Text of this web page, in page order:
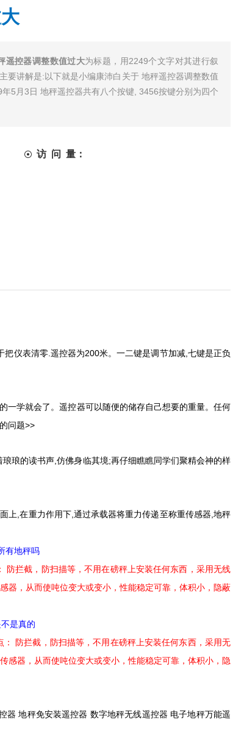
遥控器调整数值过大为标题，用2249个文字对其进行叙
要讲解是:以下就是小编康沛白关于 地秤遥控器调整数值
5月3日 地秤遥控器共有八个按键, 3456按键分别为四个
访 问 量：
仪表清零.遥控器为200米。一二键是调节加减,七键是正负
一学就会了。遥控器可以随便的储存自己想要的重量。任何
问题>>
琅的读书声,仿佛身临其境;再仔细瞧瞧同学们聚精会神的样
上,在重力作用下,通过承载器将重力传递至称重传感器,地秤
有地秤吗
拦截，防扫描等，不用在磅秤上安装任何东西，采用无线
器，从而使吨位变大或变小，性能稳定可靠，体积小，隐蔽
是真的
防拦截，防扫描等，不用在磅秤上安装任何东西，采用无
感器，从而使吨位变大或变小，性能稳定可靠，体积小，隐
器 地秤免安装遥控器 数字地秤无线遥控器 电子地秤万能遥